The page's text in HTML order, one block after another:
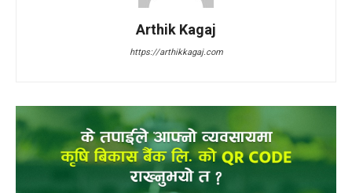
Arthik Kagaj
https://arthikkagaj.com